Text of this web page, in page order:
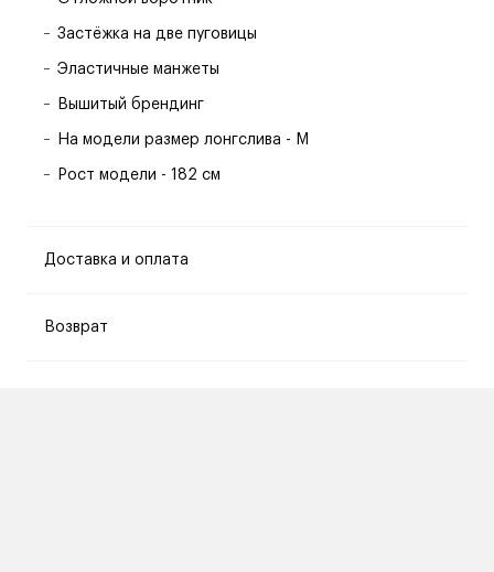
Застёжка на две пуговицы
Эластичные манжеты
Вышитый брендинг
На модели размер лонгслива - M
Рост модели - 182 см
Доставка и оплата
Возврат